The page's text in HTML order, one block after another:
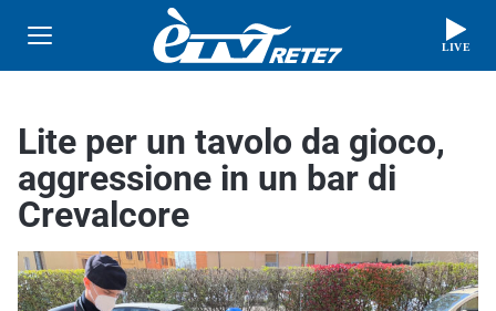
LIVE
Lite per un tavolo da gioco,
aggressione in un bar di
Crevalcore